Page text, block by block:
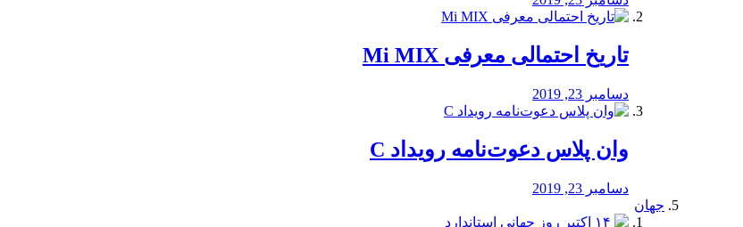
تاریخ احتمالی معرفی Mi MIX
دسامبر 23, 2019
وان پلاس دعوت‌نامه رویداد C
دسامبر 23, 2019
جهان